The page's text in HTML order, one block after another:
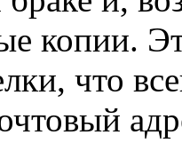
копии.
что